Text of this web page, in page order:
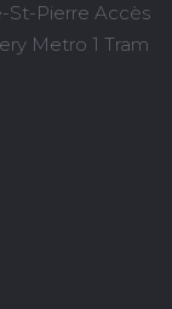
St-Pierre Accès
Metro 1 Tram